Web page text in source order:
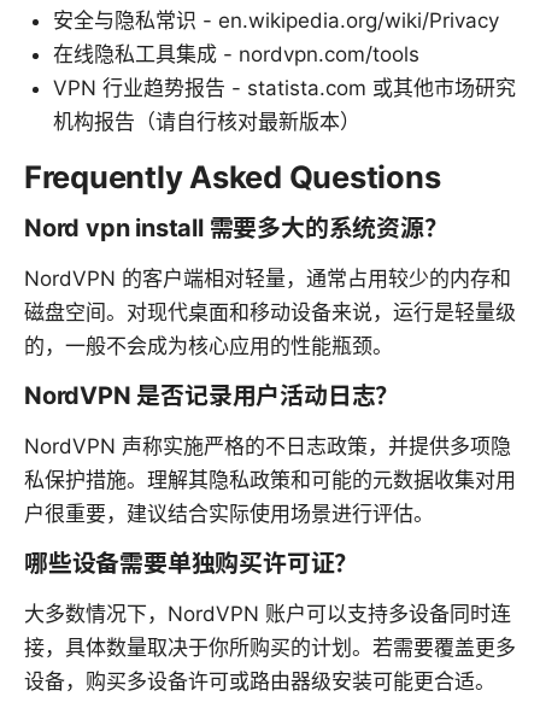
安全与隐私常识 - en.wikipedia.org/wiki/Privacy
在线隐私工具集成 - nordvpn.com/tools
VPN 行业趋势报告 - statista.com 或其他市场研究
机构报告（请自行核对最新版本）
Frequently Asked Questions
Nord vpn install 需要多大的系统资源？
NordVPN 的客户端相对轻量，通常占用较少的内存和
磁盘空间。对现代桌面和移动设备来说，运行是轻量级
的，一般不会成为核心应用的性能瓶颈。
NordVPN 是否记录用户活动日志？
NordVPN 声称实施严格的不日志政策，并提供多项隐
私保护措施。理解其隐私政策和可能的元数据收集对用
户很重要，建议结合实际使用场景进行评估。
哪些设备需要单独购买许可证？
大多数情况下，NordVPN 账户可以支持多设备同时连
接，具体数量取决于你所购买的计划。若需要覆盖更多
设备，购买多设备许可或路由器级安装可能更合适。